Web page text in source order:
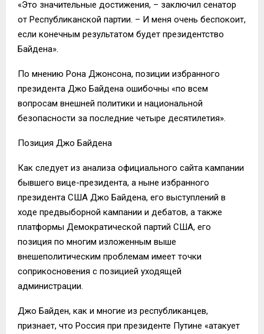
«Это значительные достижения, – заключил сенатор
от Республиканской партии. – И меня очень беспокоит,
если конечным результатом будет президентство
Байдена».
По мнению Рона Джонсона, позиции избранного
президента Джо Байдена ошибочны «по всем
вопросам внешней политики и национальной
безопасности за последние четыре десятилетия».
Позиция Джо Байдена
Как следует из анализа официального сайта кампании
бывшего вице-президента, а ныне избранного
президента США Джо Байдена, его выступлений в
ходе предвыборной кампании и дебатов, а также
платформы Демократической партий США, его
позиция по многим изложенным выше
внешеполитическим проблемам имеет точки
соприкосновения с позицией уходящей
администрации.
Джо Байден, как и многие из республиканцев,
признает, что Россия при президенте Путине «атакует